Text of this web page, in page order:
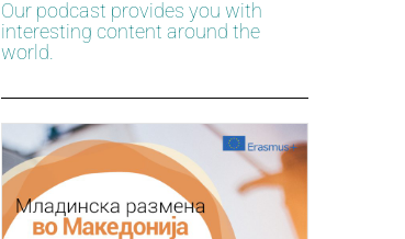
Our podcast provides you with
interesting content around the
world.